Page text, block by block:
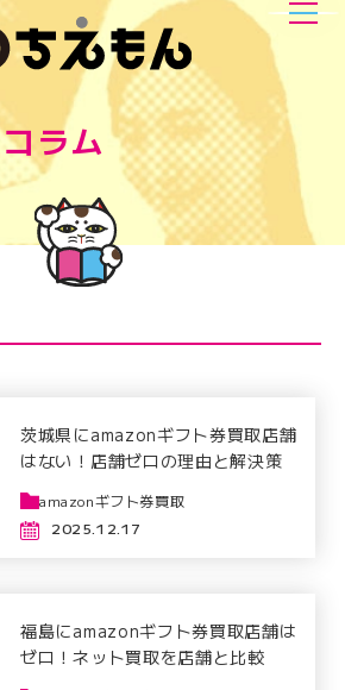
コラム
茨城県にamazonギフト券買取店舗
はない！店舗ゼロの理由と解決策
amazonギフト券買取
2025.12.17
福島にamazonギフト券買取店舗は
ゼロ！ネット買取を店舗と比較